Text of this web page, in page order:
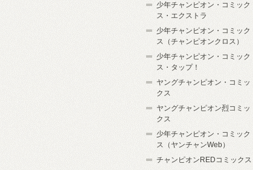
少年チャンピオン・コミック
ス・エクストラ
少年チャンピオン・コミック
ス（チャンピオンクロス）
少年チャンピオン・コミック
ス・タップ！
ヤングチャンピオン・コミッ
クス
ヤングチャンピオン烈コミッ
クス
少年チャンピオン・コミック
ス（ヤンチャンWeb）
チャンピオンREDコミックス